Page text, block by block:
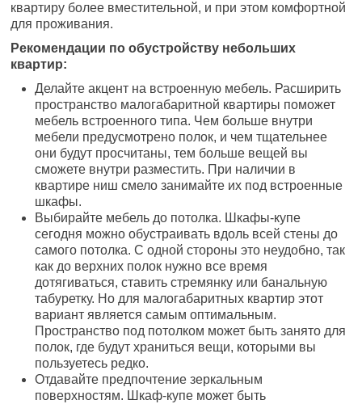
квартиру более вместительной, и при этом комфортной
для проживания.
Рекомендации по обустройству небольших
квартир:
Делайте акцент на встроенную мебель. Расширить
пространство малогабаритной квартиры поможет
мебель встроенного типа. Чем больше внутри
мебели предусмотрено полок, и чем тщательнее
они будут просчитаны, тем больше вещей вы
сможете внутри разместить. При наличии в
квартире ниш смело занимайте их под встроенные
шкафы.
Выбирайте мебель до потолка. Шкафы-купе
сегодня можно обустраивать вдоль всей стены до
самого потолка. С одной стороны это неудобно, так
как до верхних полок нужно все время
дотягиваться, ставить стремянку или банальную
табуретку. Но для малогабаритных квартир этот
вариант является самым оптимальным.
Пространство под потолком может быть занято для
полок, где будут храниться вещи, которыми вы
пользуетесь редко.
Отдавайте предпочтение зеркальным
поверхностям. Шкаф-купе может быть